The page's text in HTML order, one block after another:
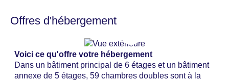
Offres d'hébergement
Voici ce qu'offre votre hébergement
Dans un bâtiment principal de 6 étages et un bâtiment
annexe de 5 étages, 59 chambres doubles sont à la